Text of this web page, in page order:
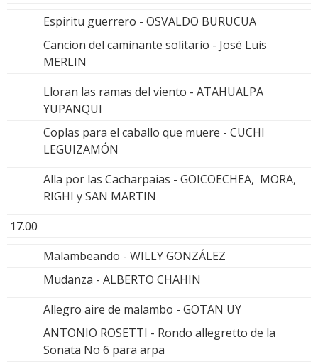
Espiritu guerrero - OSVALDO BURUCUA
Cancion del caminante solitario - José Luis
MERLIN
Lloran las ramas del viento - ATAHUALPA
YUPANQUI
Coplas para el caballo que muere - CUCHI
LEGUIZAMÓN
Alla por las Cacharpaias - GOICOECHEA, MORA,
RIGHI y SAN MARTIN
17.00
Malambeando - WILLY GONZÁLEZ
Mudanza - ALBERTO CHAHIN
Allegro aire de malambo - GOTAN UY
ANTONIO ROSETTI - Rondo allegretto de la
Sonata No 6 para arpa